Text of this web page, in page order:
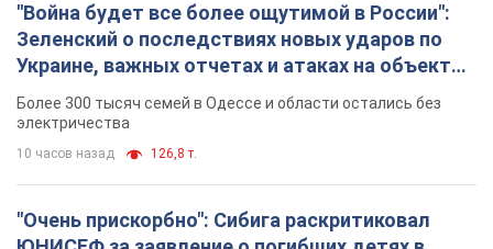
"Война будет все более ощутимой в России":
Зеленский о последствиях новых ударов по
Украине, важных отчетах и атаках на объекты
противника. Видео
Более 300 тысяч семей в Одессе и области остались без
электричества
10 часов назад 126,8 т.
"Очень прискорбно": Сибига раскритиковал